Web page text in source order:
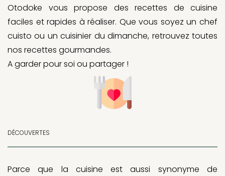
Otodoke vous propose des recettes de cuisine
faciles et rapides à réaliser. Que vous soyez un chef
cuisto ou un cuisinier du dimanche, retrouvez toutes
nos recettes gourmandes.
A garder pour soi ou partager !
DÉCOUVERTES
Parce que la cuisine est aussi synonyme de